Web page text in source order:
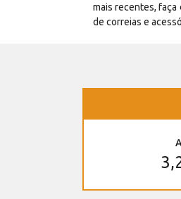
mais recentes, faça
de correias e